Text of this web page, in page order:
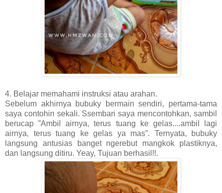
4. Belajar memahami instruksi atau arahan.
Sebelum akhirnya bubuky bermain sendiri, pertama-tama
saya contohin sekali. Ssembari saya mencontohkan, sambil
berucap ”Ambil airnya, terus tuang ke gelas....ambil lagi
airnya, terus tuang ke gelas ya mas”. Ternyata, bubuky
langsung antusias banget ngerebut mangkok plastiknya,
dan langsung ditiru. Yeay, Tujuan berhasil!!.